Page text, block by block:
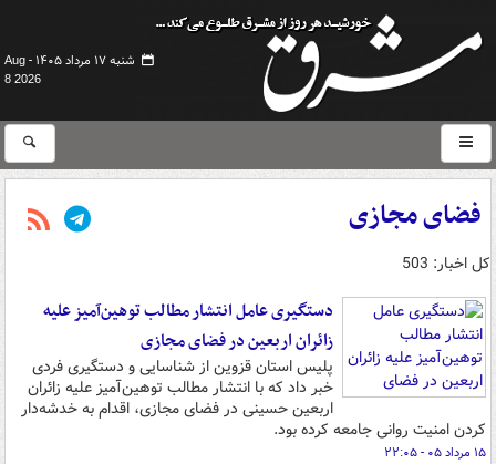
شنبه ۱۷ مرداد ۱۴۰۵ -
Aug
8 2026
فضای مجازی
کل اخبار: 503
دستگیری عامل انتشار مطالب توهین‌آمیز علیه
زائران اربعین در فضای مجازی
پلیس استان قزوین از شناسایی و دستگیری فردی
خبر داد که با انتشار مطالب توهین‌آمیز علیه زائران
اربعین حسینی در فضای مجازی، اقدام به خدشه‌دار
کردن امنیت روانی جامعه کرده بود.
۱۵ مرداد ۰۵ - ۲۲:۰۵